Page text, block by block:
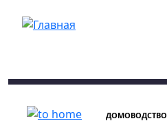
ДОМОВОДСТВО